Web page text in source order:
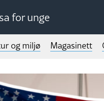
for unge
og miljø Magasinett